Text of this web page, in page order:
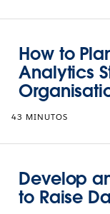
How to
Analytics
43 MINUTOS
Develop
to Raise